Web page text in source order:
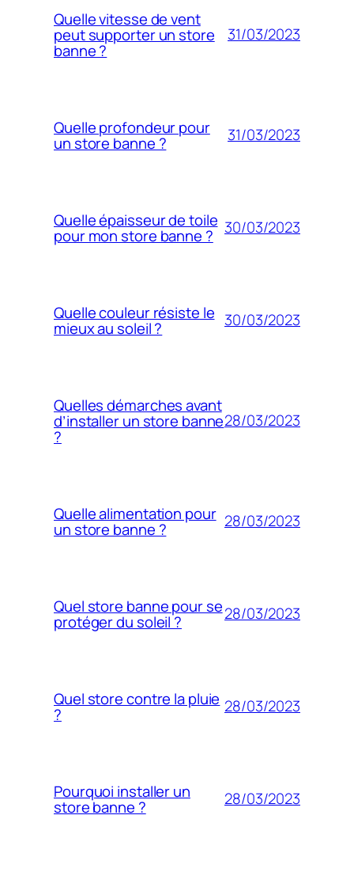
Quelle vitesse de vent
peut supporter un store
banne ?
31/03/2023
Quelle profondeur pour
un store banne ? 31/03/2023
Quelle épaisseur de toile
pour mon store banne ? 30/03/2023
Quelle couleur résiste le
mieux au soleil ? 30/03/2023
Quelles démarches avant
d’installer un store banne
?
28/03/2023
Quelle alimentation pour
un store banne ? 28/03/2023
Quel store banne pour se
protéger du soleil ? 28/03/2023
Quel store contre la pluie
? 28/03/2023
Pourquoi installer un
store banne ? 28/03/2023